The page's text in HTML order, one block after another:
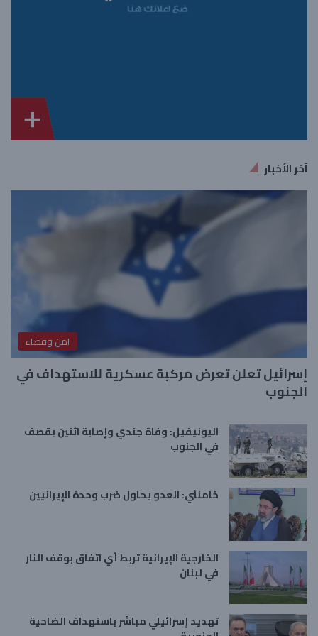
آخر الأخبار
امن وقضاء
إسرائيل تعلن تعرض مركبة عسكرية للاستهداف في
الجنوب
اليونيفيل: وفاة جندي وإصابة اثنين بقصف
في الجنوب
خامنئي: العدو يحاول ضرب وحدة الإيرانيين
الخارجية الإيرانية تربط أي اتفاق بوقف النار
في لبنان
تهديد إسرائيلي مباشر باستهداف الضاحية